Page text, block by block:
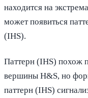
находится на
может появиться
(IHS).
Паттерн (IHS) похож
вершины H&S, но
паттерн (IHS)